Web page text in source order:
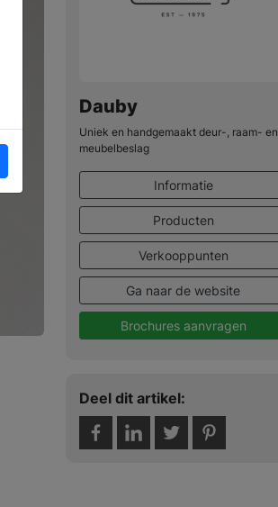
Dauby
Uniek en handgemaakt deur-, raam- en
meubelbeslag
Informatie
Producten
Verkooppunten
Ga naar de website
Brochures aanvragen
Deel dit artikel: